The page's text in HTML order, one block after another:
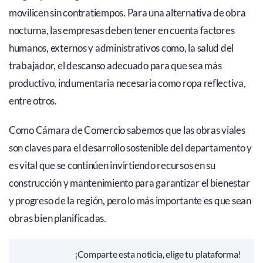
movilicen sin contratiempos. Para una alternativa de obra
nocturna, las empresas deben tener en cuenta factores
humanos, externos y administrativos como, la salud del
trabajador, el descanso adecuado para que sea más
productivo, indumentaria necesaria como ropa reflectiva,
entre otros.
Como Cámara de Comercio sabemos que las obras viales
son claves para el desarrollo sostenible del departamento y
es vital que se continúen invirtiendo recursos en su
construcción y mantenimiento para garantizar el bienestar
y progreso de la región, pero lo más importante es que sean
obras bien planificadas.
¡Comparte esta noticia, elige tu plataforma!